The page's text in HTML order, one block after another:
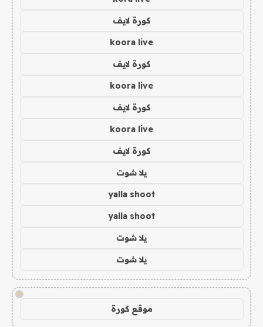
كورة لايف
koora live
كورة لايف
koora live
كورة لايف
koora live
كورة لايف
يلا شوت
yalla shoot
yalla shoot
يلا شوت
يلا شوت
!
موقع كورة